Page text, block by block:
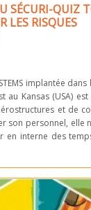
SÉCURI-QUIZ
LES RISQUES
implantée
au Kansas (USA)
et de
son personnel, elle
en interne des